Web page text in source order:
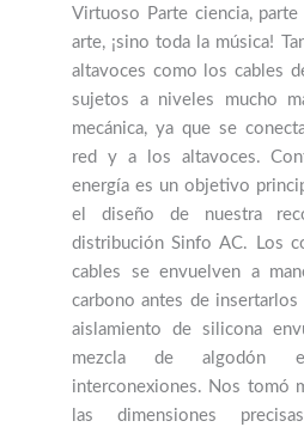
Virtuoso Parte ciencia,
arte, ¡sino toda la música!
altavoces como los cables
sujetos a niveles mucho
mecánica, ya que se
red y a los altavoces.
energía es un objetivo
el diseño de nuestra
distribución Sinfo AC. Los
cables se envuelven a
carbono antes de
aislamiento de silicona
mezcla de algodón
interconexiones. Nos tomó
las dimensiones